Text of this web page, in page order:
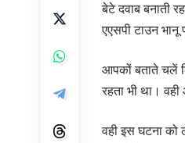
बेटे दवाब बनाती
एएसपी टाउन
आपकों बताते चलें
रहता भी था।
वही इस घटना को